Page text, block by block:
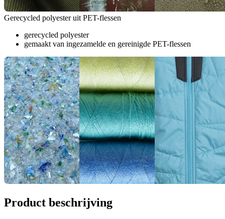
Gerecycled polyester uit PET-flessen
gerecycled polyester
gemaakt van ingezamelde en gereinigde PET-flessen
Product beschrijving